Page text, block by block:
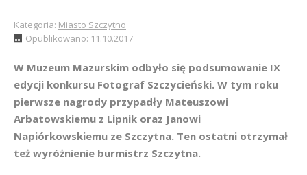
Kategoria: Miasto Szczytno
Opublikowano: 11.10.2017
W Muzeum Mazurskim odbyło się podsumowanie IX
edycji konkursu Fotograf Szczycieński. W tym roku
pierwsze nagrody przypadły Mateuszowi
Arbatowskiemu z Lipnik oraz Janowi
Napiórkowskiemu ze Szczytna. Ten ostatni otrzymał
też wyróżnienie burmistrz Szczytna.